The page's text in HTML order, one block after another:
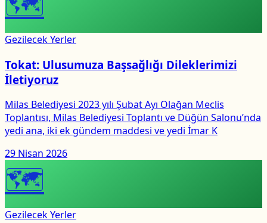
Gezilecek Yerler
Tokat: Ulusumuza Başsağlığı Dileklerimizi
İletiyoruz
Milas Belediyesi 2023 yılı Şubat Ayı Olağan Meclis
Toplantısı, Milas Belediyesi Toplantı ve Düğün Salonu’nda
yedi ana, iki ek gündem maddesi ve yedi İmar K
29 Nisan 2026
🗺
Gezilecek Yerler